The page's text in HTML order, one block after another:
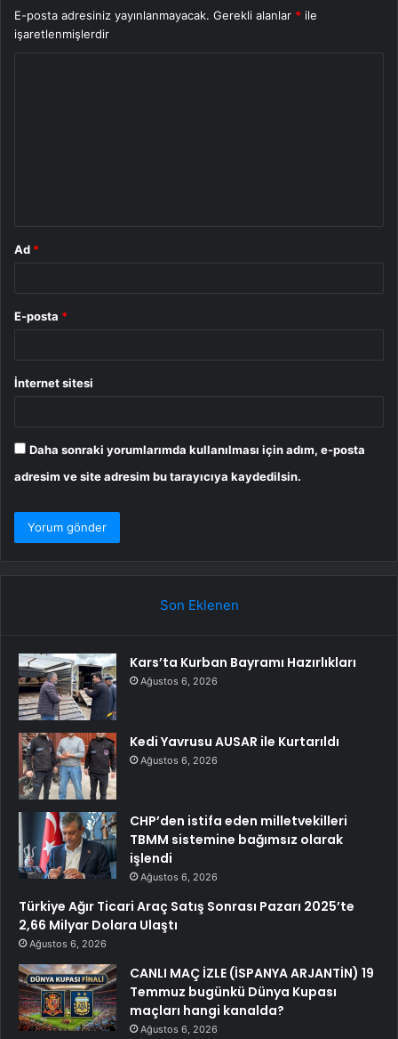
E-posta adresiniz yayınlanmayacak. Gerekli alanlar * ile
işaretlenmişlerdir
Ad *
E-posta *
İnternet sitesi
Daha sonraki yorumlarımda kullanılması için adım, e-posta
adresim ve site adresim bu tarayıcıya kaydedilsin.
Son Eklenen
Kars’ta Kurban Bayramı Hazırlıkları
Ağustos 6, 2026
Kedi Yavrusu AUSAR ile Kurtarıldı
Ağustos 6, 2026
CHP’den istifa eden milletvekilleri
TBMM sistemine bağımsız olarak
işlendi
Ağustos 6, 2026
Türkiye Ağır Ticari Araç Satış Sonrası Pazarı 2025’te
2,66 Milyar Dolara Ulaştı
Ağustos 6, 2026
CANLI MAÇ İZLE (İSPANYA ARJANTİN) 19
Temmuz bugünkü Dünya Kupası
maçları hangi kanalda?
Ağustos 6, 2026